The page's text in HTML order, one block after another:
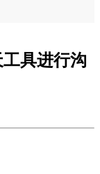
具进行沟